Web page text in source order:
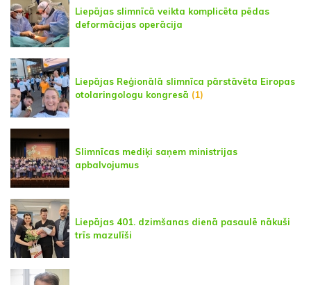
Liepājas slimnīcā veikta komplicēta pēdas
deformācijas operācija
Liepājas Reģionālā slimnīca pārstāvēta Eiropas
otolaringologu kongresā (1)
Slimnīcas mediķi saņem ministrijas
apbalvojumus
Liepājas 401. dzimšanas dienā pasaulē nākuši
trīs mazulīši